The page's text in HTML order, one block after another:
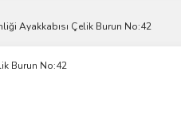
Ayakkabısı Çelik Burun No:42